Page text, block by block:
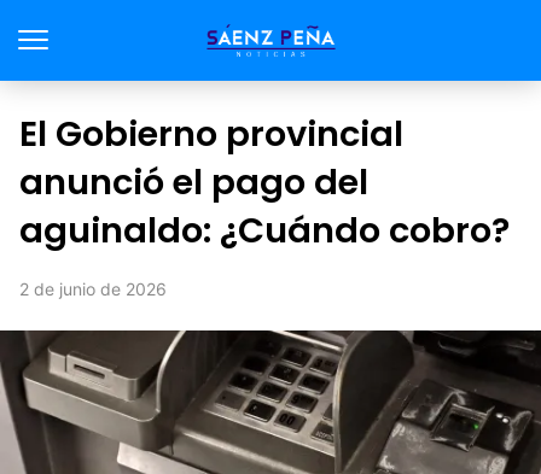
El Gobierno provincial
anunció el pago del
aguinaldo: ¿Cuándo cobro?
2 de junio de 2026